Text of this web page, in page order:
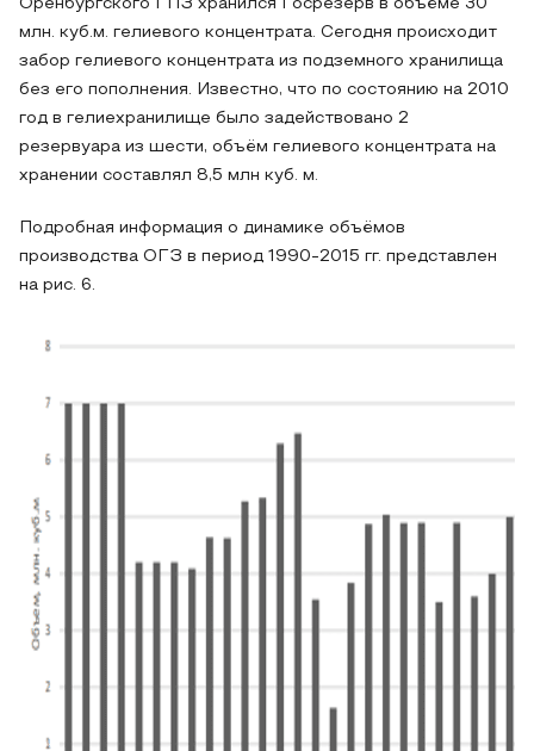
Оренбургского ГПЗ хранился Госрезерв в объёме 30
млн. куб.м. гелиевого концентрата. Сегодня происходит
забор гелиевого концентрата из подземного хранилища
без его пополнения. Известно, что по состоянию на 2010
год в гелиехранилище было задействовано 2
резервуара из шести, объём гелиевого концентрата на
хранении составлял 8,5 млн куб. м.
Подробная информация о динамике объёмов
производства ОГЗ в период 1990-2015 гг. представлен
на рис. 6.